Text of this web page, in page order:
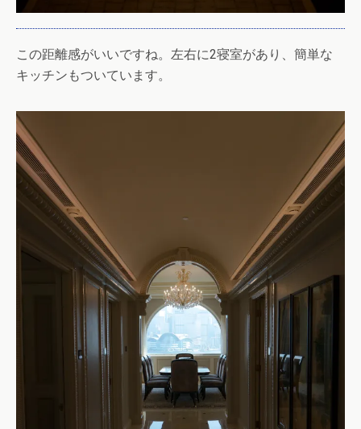
この距離感がいいですね。左右に2寝室があり、簡単な
キッチンもついています。